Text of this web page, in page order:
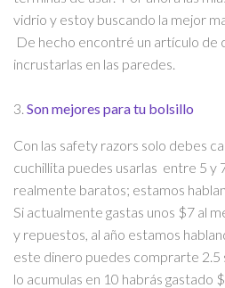
vidrio y estoy buscando la mejor
De hecho encontré un artículo de
incrustarlas en las paredes.
​3. Son mejores para tu bolsillo
Con las safety razors solo debes
cuchillita puedes usarlas entre 5 y
realmente baratos; estamos
​Si actualmente gastas unos $7 al
y repuestos, al año estamos
este dinero puedes comprarte
lo acumulas en 10 habrás gastado